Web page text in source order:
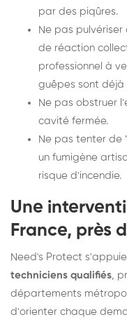
par des piqûres.
Ne pas
de réaction
professionnel à
guêpes sont déjà
Ne pas obstruer
cavité fermée.
Ne pas tenter de
un fumigène
risque d'incendie.
Une
France, près
Need's Protect
techniciens qualifiés,
départements
d'orienter chaque